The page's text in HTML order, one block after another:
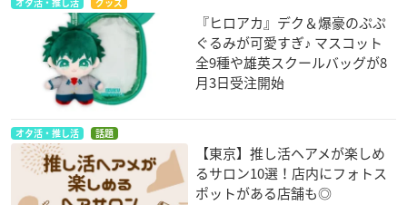
オタ活・推し活 グッズ
『ヒロアカ』デク＆爆豪のぷぷ
ぐるみが可愛すぎ♪ マスコット
全9種や雄英スクールバッグが8
月3日受注開始
オタ活・推し活 話題
【東京】推し活ヘアメが楽しめ
るサロン10選！店内にフォトス
ポットがある店舗も◎